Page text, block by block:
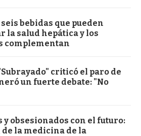
bebidas que pueden
la salud hepática y los
complementan
criticó el paro de
un fuerte debate: "No
y obsesionados con el futuro:
de la medicina de la